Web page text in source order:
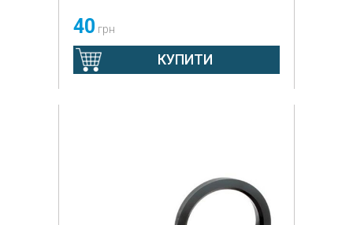
40 грн
КУПИТИ